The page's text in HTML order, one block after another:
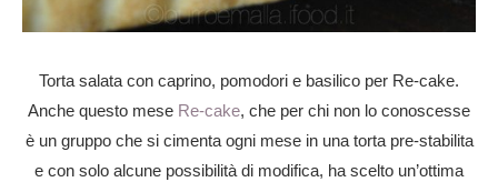
Torta salata con caprino, pomodori e basilico per Re-cake.
Anche questo mese Re-cake, che per chi non lo conoscesse
è un gruppo che si cimenta ogni mese in una torta pre-stabilita
e con solo alcune possibilità di modifica, ha scelto un’ottima